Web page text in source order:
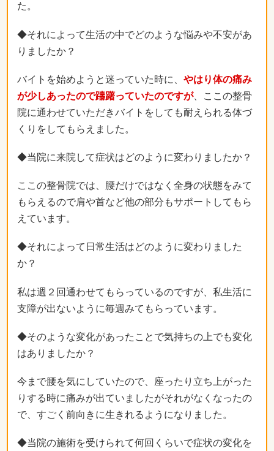
た。
◆それによって生活の中でどのような悩みや不安があ
りましたか？
バイトを始めようと迷っていた時に、 やはり体の痛み
が少しあったので躊躇っていたのですが、ここの整骨
院に通わせていただきバイトをしても耐えられる体づ
くりをしてもらえました。
◆当院に来院して症状はどのように変わりましたか？
ここの整骨院では、腰だけではなく全身の状態をみて
もらえるので肩や首など他の部分もサポートしてもら
えています。
◆それによって日常生活はどのように変わりました
か？
私は週２回通わせてもらっているのですが、私生活に
支障が出ないように毎週みてもらっています。
◆そのような変化があったことで気持ちの上でも変化
はありましたか？
今まで腰を気にしていたので、座ったり立ち上がった
りする時に痛みが出ていましたがそれがなくなったの
で、すごく前向きに生きれるようになりました。
◆当院の施術を受けられて何回くらいで症状の変化を